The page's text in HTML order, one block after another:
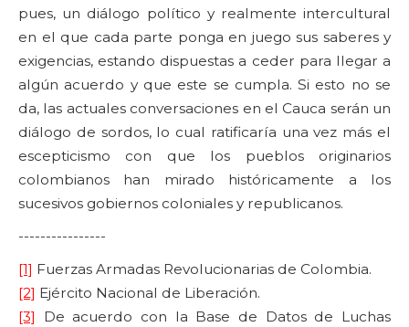
pues, un diálogo político y realmente intercultural
en el que cada parte ponga en juego sus saberes y
exigencias, estando dispuestas a ceder para llegar a
algún acuerdo y que este se cumpla. Si esto no se
da, las actuales conversaciones en el Cauca serán un
diálogo de sordos, lo cual ratificaría una vez más el
escepticismo con que los pueblos originarios
colombianos han mirado históricamente a los
sucesivos gobiernos coloniales y republicanos.
----------------
[1] Fuerzas Armadas Revolucionarias de Colombia.
[2] Ejército Nacional de Liberación.
[3]
De acuerdo con la Base de Datos de Luchas